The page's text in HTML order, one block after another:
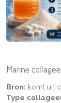
Marine
Bron: komt uit
Type